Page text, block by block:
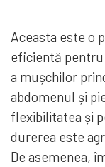
Aceasta este o
eficientă pentru
a mușchilor
abdomenul și
flexibilitatea și
durerea este
De asemenea,